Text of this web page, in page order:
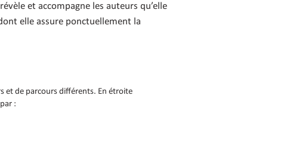
et accompagne les auteurs qu’elle
elle assure ponctuellement la
et de parcours différents. En étroite
: